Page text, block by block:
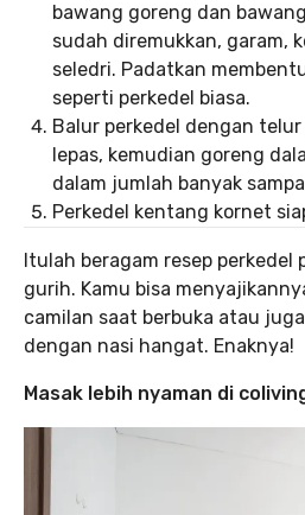
bawang goreng dan
sudah diremukkan, garam,
seledri. Padatkan
seperti perkedel biasa.
Balur perkedel dengan
lepas, kemudian goreng
dalam jumlah banyak
Perkedel kentang kornet
Itulah beragam resep
gurih. Kamu bisa
camilan saat berbuka atau
dengan nasi hangat. Enaknya!
Masak lebih nyaman di